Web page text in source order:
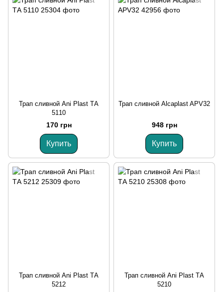
Трап сливной Ani Plast ТА
5110
170 грн
Купить
Трап сливной Alcaplast APV32
948 грн
Купить
Трап сливной Ani Plast ТА
5212
Трап сливной Ani Plast ТА
5210